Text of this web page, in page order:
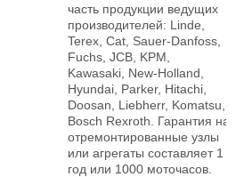
часть продукции ведущих
производителей: Linde,
Terex, Cat, Sauer-Danfoss,
Fuchs, JCB, KPM,
Kawasaki, New-Holland,
Hyundai, Parker, Hitachi,
Doosan, Liebherr, Komatsu,
Bosch Rexroth. Гарантия на
отремонтированные узлы
или агрегаты составляет 1
год или 1000 моточасов.